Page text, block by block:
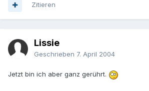
Zitieren
Lissie
Geschrieben 7. April 2004
Jetzt bin ich aber ganz gerührt.